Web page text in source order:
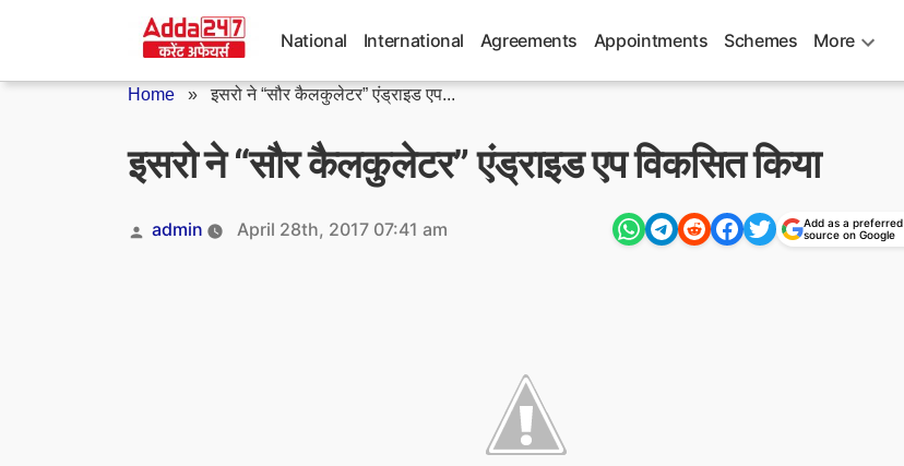
National International Agreements Appointments Schemes More
Home »इसरो ने “सौर कैलकुलेटर” एंड्राइड एप...
इसरो ने “सौर कैलकुलेटर” एंड्राइड एप विकसित किया
Posted
admin April 28th, 2017 07:41 am
Add as a preferred
source on Google